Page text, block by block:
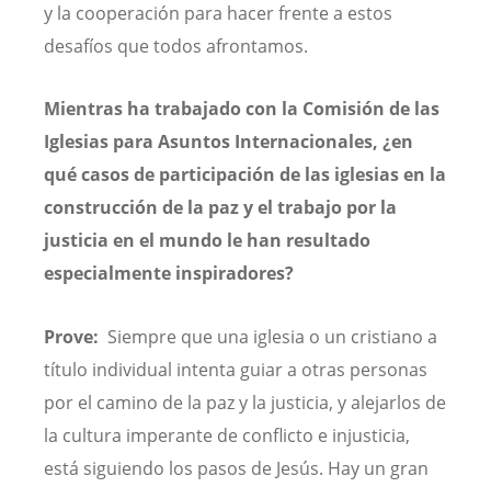
y la cooperación para hacer frente a estos
desafíos que todos afrontamos.
Mientras ha trabajado con la Comisión de las
Iglesias para Asuntos Internacionales, ¿en
qué casos de participación de las iglesias en la
construcción de la paz y el trabajo por la
justicia en el mundo le han resultado
especialmente inspiradores?
Prove: Siempre que una iglesia o un cristiano a
título individual intenta guiar a otras personas
por el camino de la paz y la justicia, y alejarlos de
la cultura imperante de conflicto e injusticia,
está siguiendo los pasos de Jesús. Hay un gran